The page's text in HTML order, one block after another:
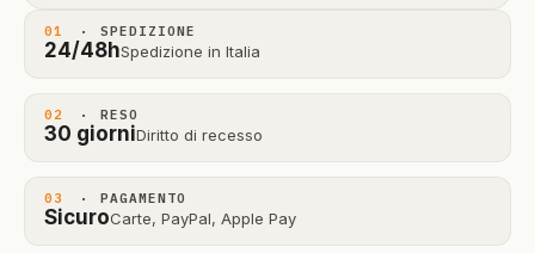
01 · SPEDIZIONE
24/48hSpedizione in Italia
02 · RESO
30 giorniDiritto di recesso
03 · PAGAMENTO
SicuroCarte, PayPal, Apple Pay